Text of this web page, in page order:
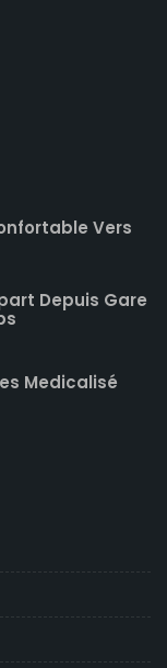
Vers
Depuis Gare
Medicalisé